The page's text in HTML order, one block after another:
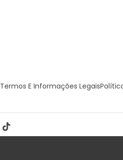
Termos E Informações Legais